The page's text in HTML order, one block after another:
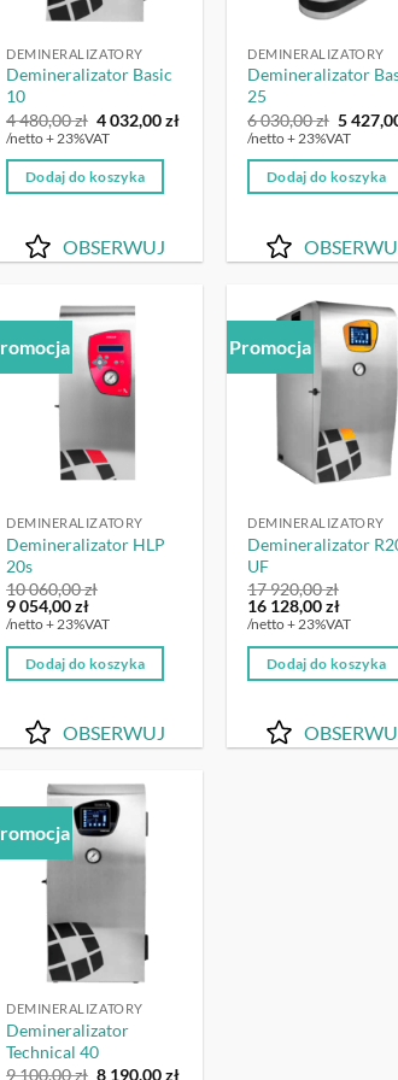
DEMINERALIZATORY
Demineralizator Basic
10
4 480,00zł Pierwotna
cena
480,00 zł.
4 032,00złAktualna
/netto + 23%VAT
Dodaj do koszyka
OBSERWUJ
DEMINERALIZATORY
Demineralizator
25
6 030,00zł
cena
030,00 zł.
5
/netto + 23%VAT
Dodaj do koszyka
OBSERWUJ
DEMINERALIZATORY
Demineralizator HLP
20s
10 060,00zł
Pierwotna
cena
10
060,00 zł.
9 054,00złAktualna
cena
9
054,00 zł.
/netto + 23%VAT
Dodaj do koszyka
OBSERWUJ
Promocja
DEMINERALIZATORY
Demineralizator
UF
17 920,00zł
Pierwotna
cena
17
920,00 zł.
16 128,00złAktualna
cena
16
128,00
/netto + 23%VAT
Dodaj do koszyka
OBSERWUJ
DEMINERALIZATORY
Demineralizator
Technical 40
9 100,00zł Pierwotna
8 190,00złAktualna